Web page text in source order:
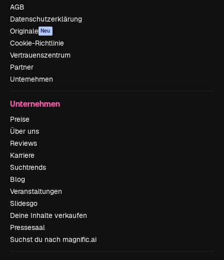
AGB
Datenschutzerklärung
Originale Neu
Cookie-Richtlinie
Vertrauenszentrum
Partner
Unternehmen
Unternehmen
Preise
Über uns
Reviews
Karriere
Suchtrends
Blog
Veranstaltungen
Slidesgo
Deine Inhalte verkaufen
Pressesaal
Suchst du nach magnific.ai